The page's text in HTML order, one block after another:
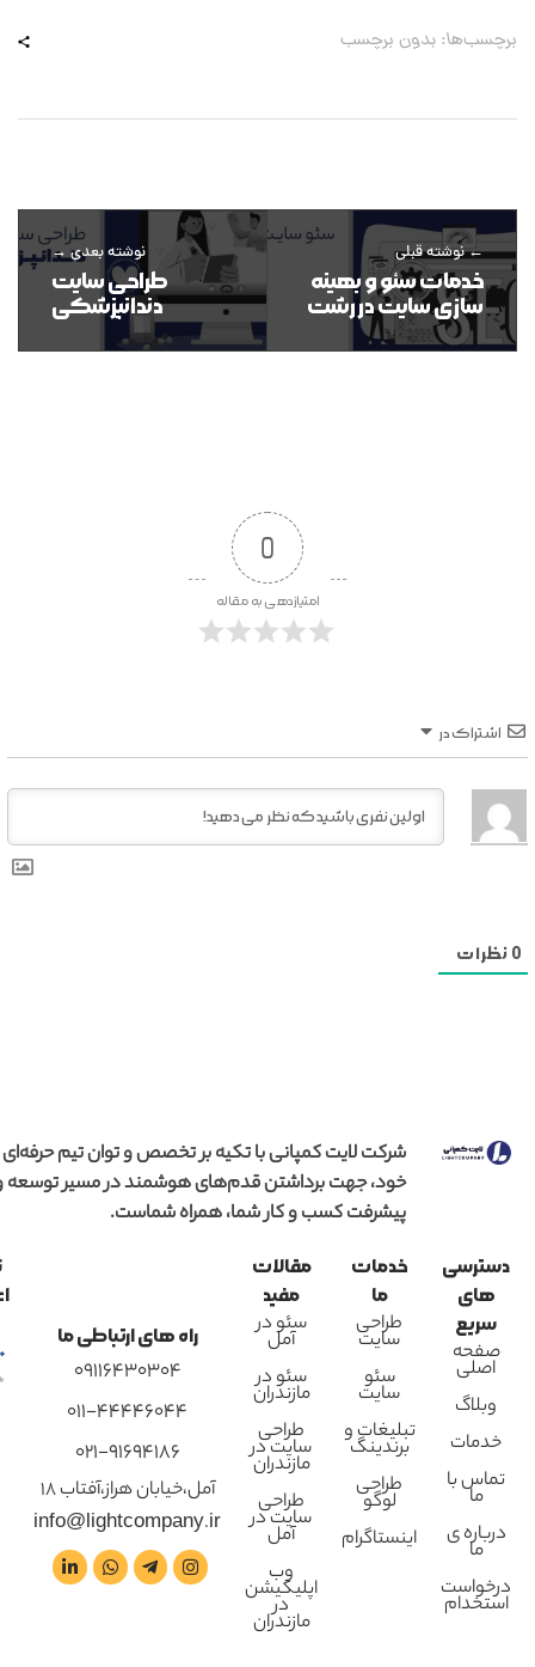
برچسب‌ها: بدون برچسب
نوشته قبلی
خدمات سئو و بهینه
سازی سایت در رشت
نوشته بعدی
طراحی سایت
دندانپزشکی
0
امتیازدهی به مقاله
اشتراک در
0 نظرات
شرکت لایت کمپانی با تکیه بر تخصص و توان تیم حرفه‌ای
خود، جهت برداشتن قدم‌های هوشمند در مسیر توسعه
پیشرفت کسب و کار شما، همراه شماست.
دسترسی
های
سریع
صفحه
اصلی
وبلاگ
خدمات
تماس با
ما
درباره ی
ما
درخواست
استخدام
خدمات
ما
طراحی
سایت
سئو
سایت
تبلیغات و
برندینگ
طراحی
لوگو
اینستاگرام
مقالات
مفید
سئو در
آمل
سئو در
مازندران
طراحی
سایت در
مازندران
طراحی
سایت در
آمل
وب
اپلیکیشن
در
مازندران
راه های ارتباطی ما
09116430304
011-44446044
021-91694186
آمل،خیابان هراز،آفتاب 18
info@lightcompany.ir